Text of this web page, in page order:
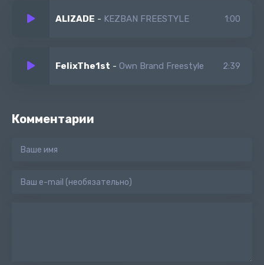
ALIZADE - KEZBAN FREESTYLE 1:00
FelixThe1st - Own Brand Freestyle 2:39
Комментарии